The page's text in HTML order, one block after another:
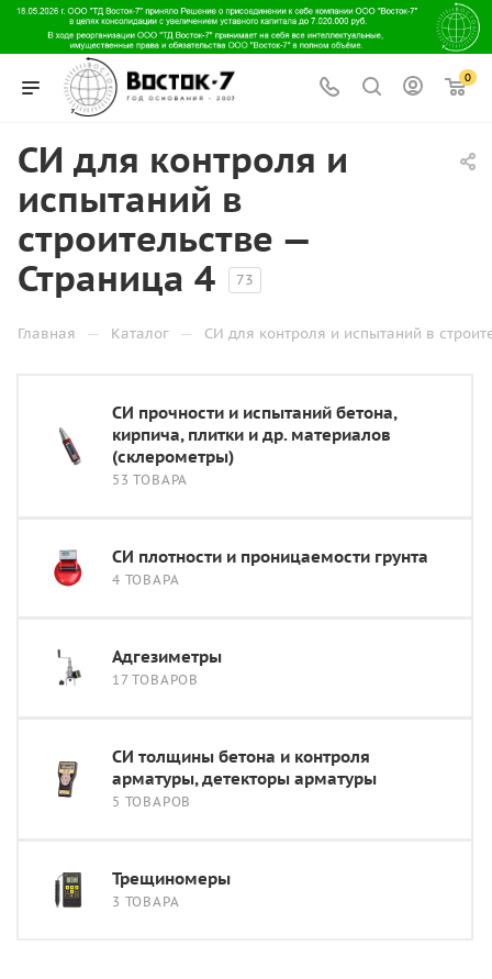
0
СИ для контроля и
испытаний в
строительстве —
Страница 4
73
Главная — Каталог — СИ для контроля и испытаний в
СИ прочности и испытаний бетона,
кирпича, плитки и др. материалов
(склерометры)
53 ТОВАРА
СИ плотности и проницаемости грунта
4 ТОВАРА
Адгезиметры
17 ТОВАРОВ
СИ толщины бетона и контроля
арматуры, детекторы арматуры
5 ТОВАРОВ
Трещиномеры
3 ТОВАРА